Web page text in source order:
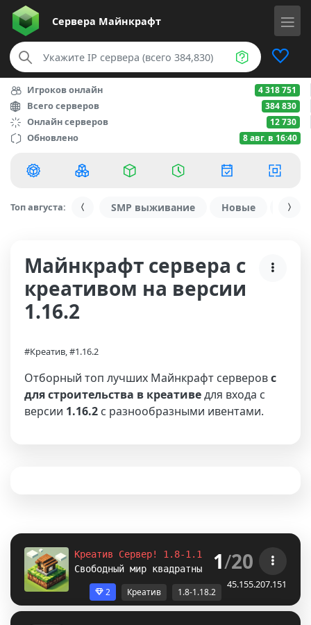
Сервера Майнкрафт
Игроков онлайн 4 318 751
Всего серверов 384 830
Онлайн серверов 12 730
Обновлено 8 авг. в 16:40
Топ августа: SMP выживание Новые С
Майнкрафт сервера с
креативом на версии
1.16.2
#Креатив, #1.16.2
Отборный топ лучших Майнкрафт серверовс
для строительства в креативедля входа с
версии 1.16.2 с разнообразными ивентами.
Креатив Сервер! 1.8-1.12.2-1.16.5-
1.18.2
Свободный мир квадратных построек. /p auto
1/20
45.155.207.151
2 Креатив 1.8-1.18.2